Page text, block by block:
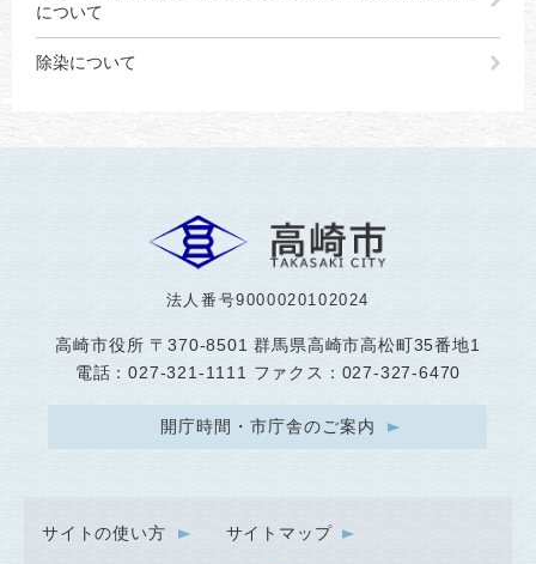
について
除染について
法人番号9000020102024
高崎市役所 〒370-8501 群馬県高崎市高松町35番地1
電話：027-321-1111 ファクス：027-327-6470
開庁時間・市庁舎のご案内
サイトの使い方 サイトマップ